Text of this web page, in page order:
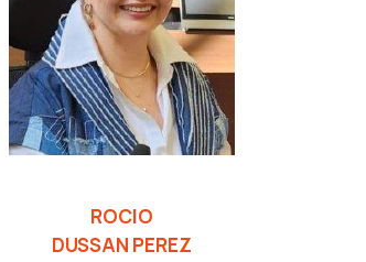
ROCIO
DUSSAN PEREZ